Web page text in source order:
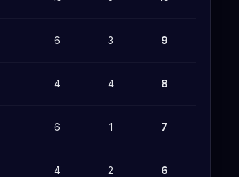
6 3 9
4 4 8
6 1 7
4 2 6